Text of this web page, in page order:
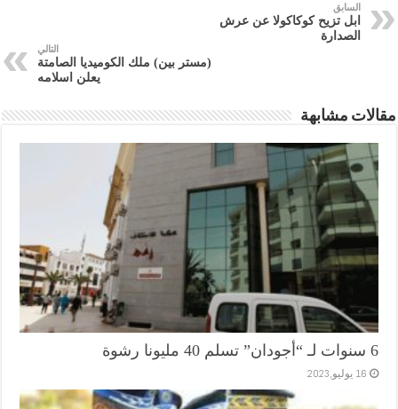
السابق
ابل تزيح كوكاكولا عن عرش
الصدارة
التالي
(مستر بين) ملك الكوميديا الصامتة
يعلن اسلامه
مقالات مشابهة
6 سنوات لـ “أجودان” تسلم 40 مليونا رشوة
16 يوليو,2023